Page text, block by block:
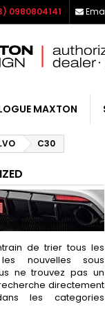
0980804141
MAXTON
C30
de trier tous les
nouvelles sous
ne trouvez pas un
directement
les categories